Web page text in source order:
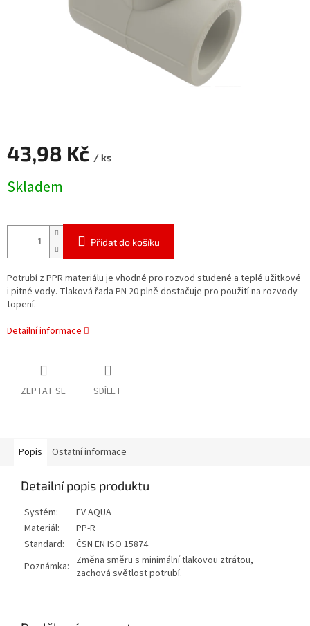
43,98 Kč / ks
cena:
Skladem
Přidat do košíku
Potrubí z PPR materiálu je vhodné pro rozvod studené a teplé užitkové
i pitné vody. Tlaková řada PN 20 plně dostačuje pro použití na rozvody
topení.
Detailní informace
ZEPTAT SE SDÍLET
Popis Ostatní informace
Detailní popis produktu
Systém:
FV AQUA
Materiál:
PP-R
Standard:
ČSN EN ISO 15874
Poznámka: Změna směru s minimální tlakovou ztrátou,
zachová světlost potrubí.